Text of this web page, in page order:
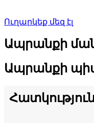
Ուղարկեք մեզ էլ
Ապրանքի
Ապրանքի